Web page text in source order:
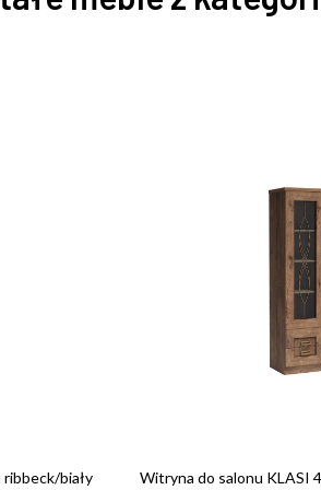
biały
Witryna do salonu KLASI